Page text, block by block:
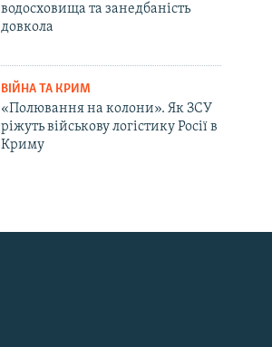
водосховища та занедбаність
довкола
ВІЙНА ТА КРИМ
«Полювання на колони». Як ЗСУ
ріжуть військову логістику Росії в
Криму